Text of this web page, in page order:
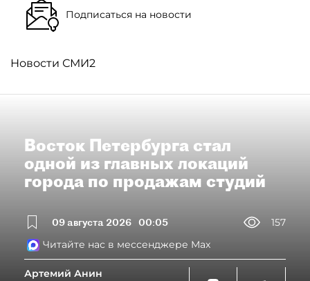
Подписаться на новости
Новости СМИ2
Восток Петербурга стал
одной из главных локаций
города по продажам студий
09 августа 2026 00:05
157
Читайте нас в мессенджере Max
Артемий Анин